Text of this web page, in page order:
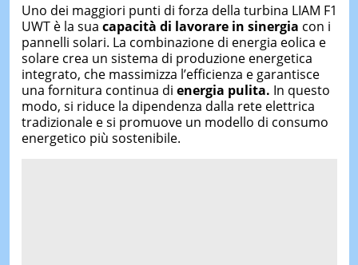
Uno dei maggiori punti di forza della turbina LIAM F1
UWT è la sua capacità di lavorare in sinergia con i
pannelli solari. La combinazione di energia eolica e
solare crea un sistema di produzione energetica
integrato, che massimizza l’efficienza e garantisce
una fornitura continua di energia pulita. In questo
modo, si riduce la dipendenza dalla rete elettrica
tradizionale e si promuove un modello di consumo
energetico più sostenibile.